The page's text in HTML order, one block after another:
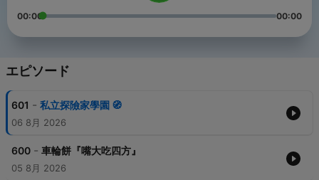
予經典童話新觀點，分享科普語文、安全教育、歷史地理、國際知
識。輕鬆之餘減少用眼時間，深植核心素養。
除了給我們實質的支援，每月還可收聽四篇以上的訂閱限定故事，
享受實體線上福利
https://open.firstory.me/join/pm1200story
✨天際Club專享福利✨
專屬連載故事
午安點點名＆生日祝福
實體活動優先報名資格
00:00 00:00
エピソード
601 - 私立探險家學園 🧭
06 8月 2026
600 - 車輪餅『嘴大吃四方』
05 8月 2026